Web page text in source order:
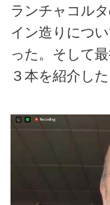
ランチャコル
イン造りにつ
った。そして
３本を紹介した